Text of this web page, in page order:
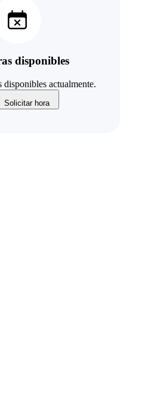
disponibles
disponibles actualmente.
Solicitar hora